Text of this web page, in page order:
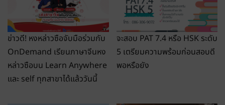
ข่าวดี! หงหล่าวซือจับมือร่วมกับ
OnDemand เรียนภาษาจีนหง
หล่าวซือบน Learn Anywhere
และ self ทุกสาขาได้แล้ววันนี้
จะสอบ PAT 7.4 หรือ HSK ระดับ
5 เตรียมความพร้อมก่อนสอบดี
พอหรือยัง